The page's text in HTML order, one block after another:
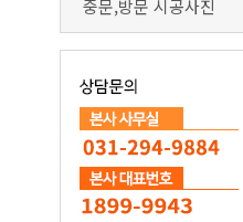
중문,방문 시공사진